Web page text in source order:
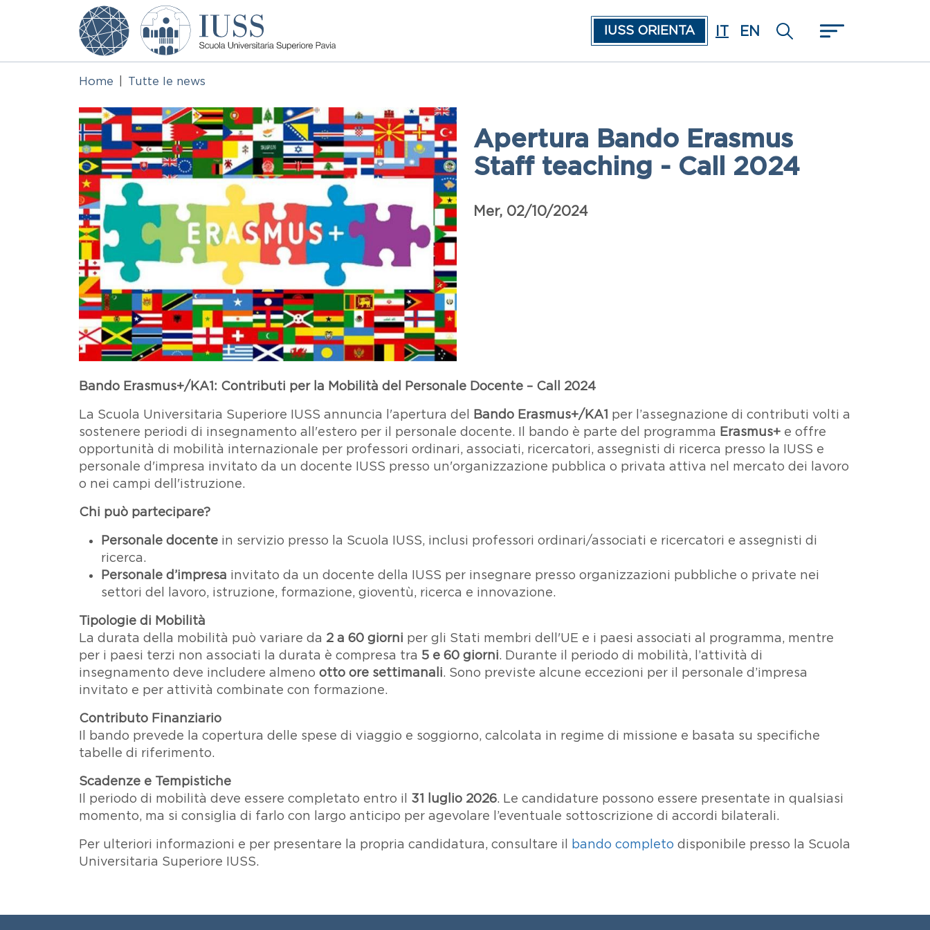
Salta al contenuto principale
IUSS ORIENTA
IT EN
Home Tutte le news
Immagine
Apertura Bando Erasmus
Staff teaching - Call 2024
Data
Mer, 02/10/2024
Paragrafo
Testo
Bando Erasmus+/KA1: Contributi per la Mobilità del Personale Docente – Call 2024
La Scuola Universitaria Superiore IUSS annuncia l'apertura del Bando Erasmus+/KA1 per l’assegnazione di contributi volti a
sostenere periodi di insegnamento all'estero per il personale docente. Il bando è parte del programma Erasmus+ e offre
opportunità di mobilità internazionale per professori ordinari, associati, ricercatori, assegnisti di ricerca presso la IUSS e
personale d'impresa invitato da un docente IUSS presso un'organizzazione pubblica o privata attiva nel mercato dei lavoro
o nei campi dell'istruzione.
Chi può partecipare?
Personale docente in servizio presso la Scuola IUSS, inclusi professori ordinari/associati e ricercatori e assegnisti di
ricerca.
Personale d’impresa invitato da un docente della IUSS per insegnare presso organizzazioni pubbliche o private nei
settori del lavoro, istruzione, formazione, gioventù, ricerca e innovazione.
Tipologie di Mobilità
La durata della mobilità può variare da 2 a 60 giorni per gli Stati membri dell'UE e i paesi associati al programma, mentre
per i paesi terzi non associati la durata è compresa tra 5 e 60 giorni. Durante il periodo di mobilità, l’attività di
insegnamento deve includere almeno otto ore settimanali. Sono previste alcune eccezioni per il personale d’impresa
invitato e per attività combinate con formazione.
Contributo Finanziario
Il bando prevede la copertura delle spese di viaggio e soggiorno, calcolata in regime di missione e basata su specifiche
tabelle di riferimento.
Scadenze e Tempistiche
Il periodo di mobilità deve essere completato entro il 31 luglio 2026. Le candidature possono essere presentate in qualsiasi
momento, ma si consiglia di farlo con largo anticipo per agevolare l’eventuale sottoscrizione di accordi bilaterali.
Per ulteriori informazioni e per presentare la propria candidatura, consultare il bando completo disponibile presso la Scuola
Universitaria Superiore IUSS.